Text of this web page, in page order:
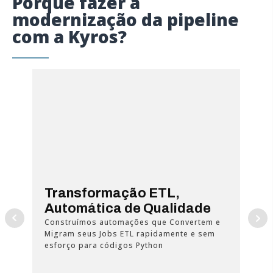
modernização da pipeline
com a Kyros?
Transformação ETL,
Automática de Qualidade
Construímos automações que Convertem e
Migram seus Jobs ETL rapidamente e sem
esforço para códigos Python